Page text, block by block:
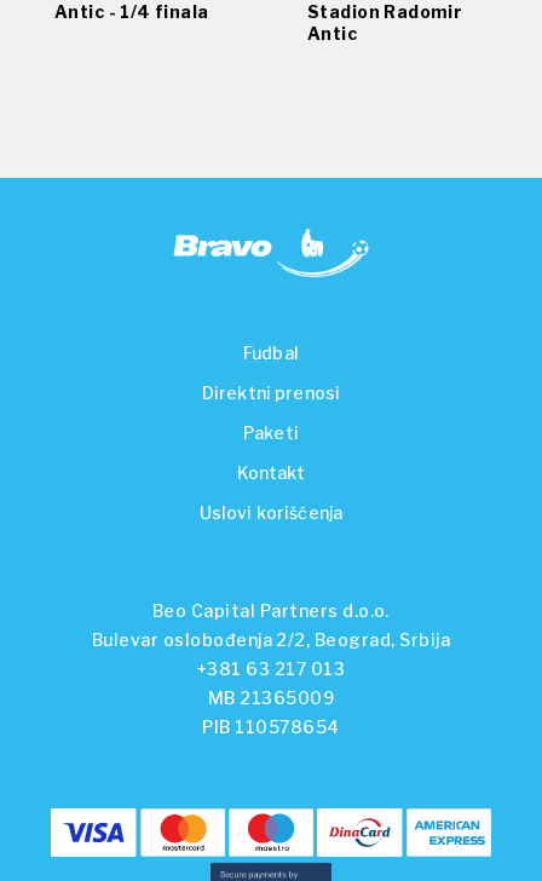
Antic - 1/4 finala
Stadion Radomir
Antic
Fudbal
Direktni prenosi
Paketi
Kontakt
Uslovi korišćenja
Beo Capital Partners d.o.o.
Bulevar oslobođenja 2/2, Beograd, Srbija
+381 63 217 013
MB 21365009
PIB 110578654